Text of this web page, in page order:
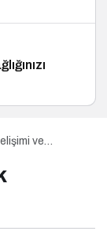
ve